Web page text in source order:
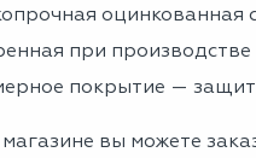
оцинкованная
при
покрытие —
вы можете